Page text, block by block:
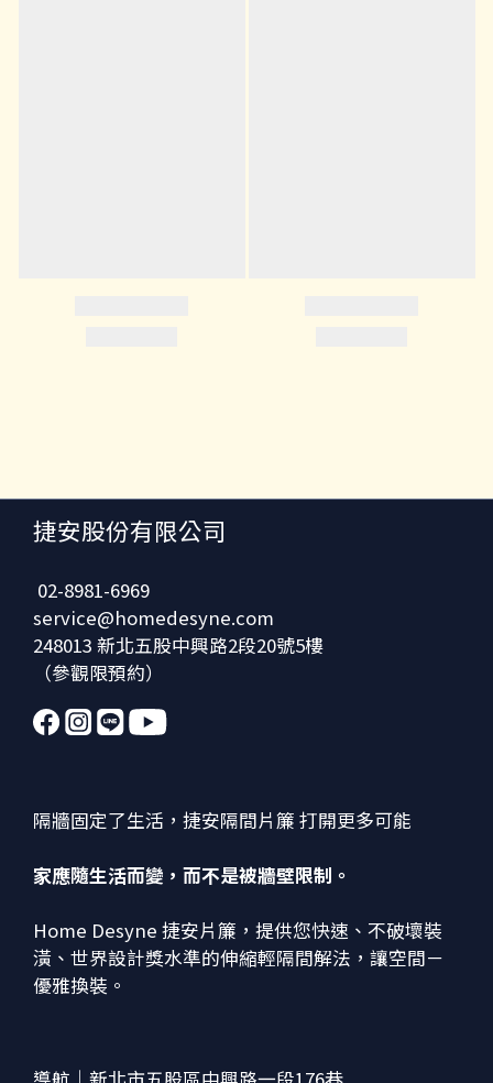
捷安股份有限公司
02-8981-6969
service@homedesyne.com
248013 新北五股中興路2段20號5樓
（參觀限預約）
隔牆固定了生活，捷安隔間片簾 打開更多可能
家應隨生活而變，而不是被牆壁限制。
Home Desyne 捷安片簾，提供您快速、不破壞裝
潢、世界設計獎水準的伸縮輕隔間解法，讓空間－
優雅換裝。